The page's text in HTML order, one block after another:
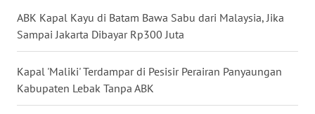
ABK Kapal Kayu di Batam Bawa Sabu dari Malaysia, Jika
Sampai Jakarta Dibayar Rp300 Juta
Kapal 'Maliki' Terdampar di Pesisir Perairan Panyaungan
Kabupaten Lebak Tanpa ABK
WN
NUSANTARA
WN
JOGJA